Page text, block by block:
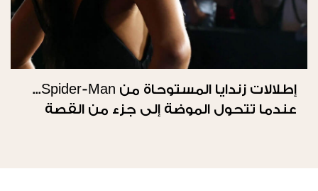
إطلالات زندايا المستوحاة من Spider-Man...
عندما تتحول الموضة إلى جزء من القصة